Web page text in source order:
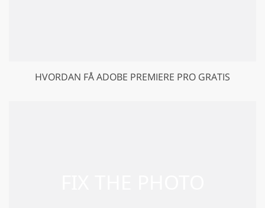
HVORDAN FÅ ADOBE PREMIERE PRO GRATIS